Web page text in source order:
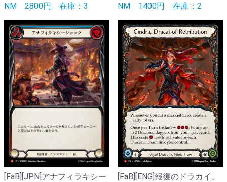
NM 2800円 在庫：3
NM 1400円 在庫：2
[FaB][JPN]アナフィラキシー
[FaB][ENG]報復のドラカイ、